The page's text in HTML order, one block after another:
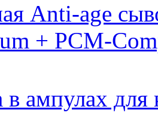
Anti-age
+ PCM-
ампулах для